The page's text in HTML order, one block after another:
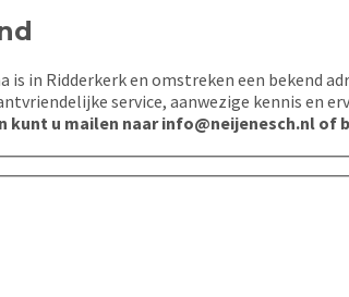
in Ridderkerk en omstreken een bekend
service, aanwezige kennis en
u mailen naar info@neijenesch.nl of